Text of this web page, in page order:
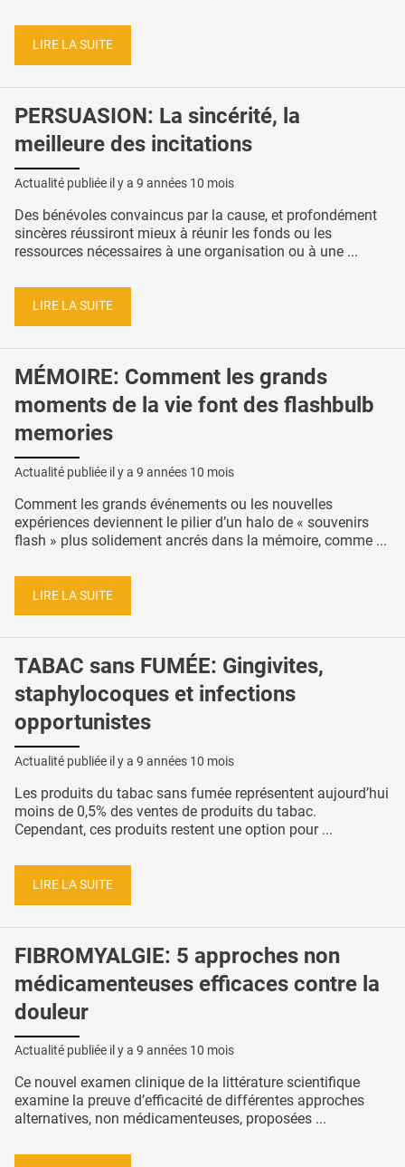
LIRE LA SUITE
PERSUASION: La sincérité, la
meilleure des incitations
Actualité publiée il y a 9 années 10 mois
Des bénévoles convaincus par la cause, et profondément
sincères réussiront mieux à réunir les fonds ou les
ressources nécessaires à une organisation ou à une ...
LIRE LA SUITE
MÉMOIRE: Comment les grands
moments de la vie font des flashbulb
memories
Actualité publiée il y a 9 années 10 mois
Comment les grands événements ou les nouvelles
expériences deviennent le pilier d’un halo de « souvenirs
flash » plus solidement ancrés dans la mémoire, comme ...
LIRE LA SUITE
TABAC sans FUMÉE: Gingivites,
staphylocoques et infections
opportunistes
Actualité publiée il y a 9 années 10 mois
Les produits du tabac sans fumée représentent aujourd’hui
moins de 0,5% des ventes de produits du tabac.
Cependant, ces produits restent une option pour ...
LIRE LA SUITE
FIBROMYALGIE: 5 approches non
médicamenteuses efficaces contre la
douleur
Actualité publiée il y a 9 années 10 mois
Ce nouvel examen clinique de la littérature scientifique
examine la preuve d’efficacité de différentes approches
alternatives, non médicamenteuses, proposées ...